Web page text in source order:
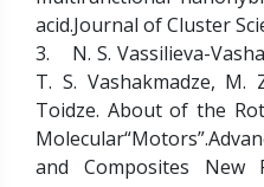
acid.Journal of Cluster
3. N. S. Vassilieva-
T. S. Vashakmadze, M.
Toidze. About of the
and Composites New